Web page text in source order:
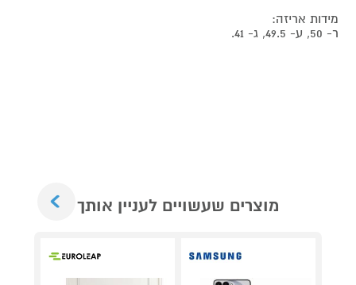
מידות אריזה:
ר- 50, ע- 49.5, ג- 41.
מוצרים שעשויים לעניין אותך